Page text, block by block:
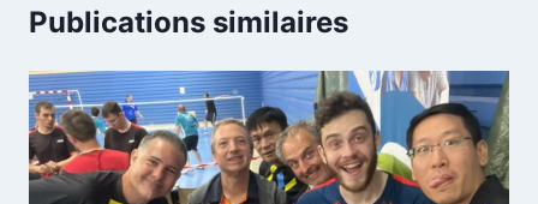
Publications similaires